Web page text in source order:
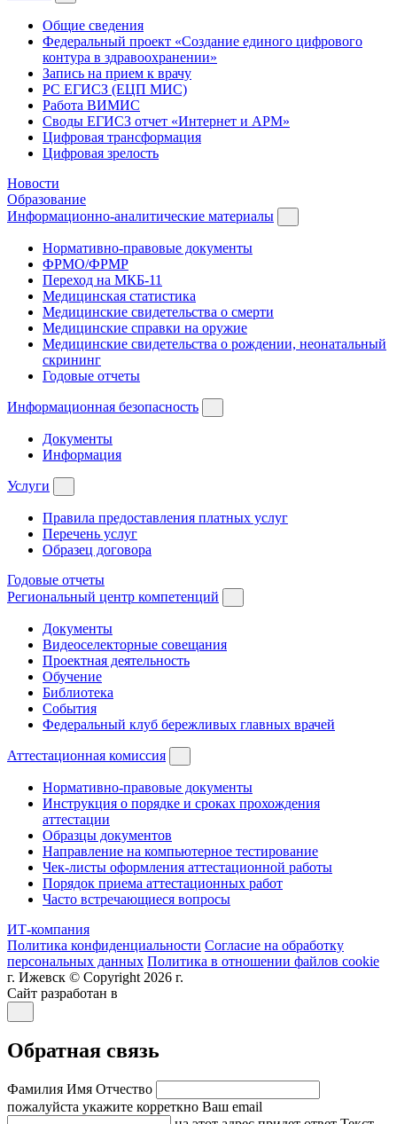
Общие сведения
Федеральный проект «Создание единого цифрового
контура в здравоохранении»
Запись на прием к врачу
РС ЕГИСЗ (ЕЦП МИС)
Работа ВИМИС
Своды ЕГИСЗ отчет «Интернет и АРМ»
Цифровая трансформация
Цифровая зрелость
Новости
Образование
Информационно-аналитические материалы
Нормативно-правовые документы
ФРМО/ФРМР
Переход на МКБ-11
Медицинская статистика
Медицинские свидетельства о смерти
Медицинские справки на оружие
Медицинские свидетельства о рождении, неонатальный
скрининг
Годовые отчеты
Информационная безопасность
Документы
Информация
Услуги
Правила предоставления платных услуг
Перечень услуг
Образец договора
Годовые отчеты
Региональный центр компетенций
Документы
Видеоселекторные совещания
Проектная деятельность
Обучение
Библиотека
События
Федеральный клуб бережливых главных врачей
Аттестационная комиссия
Нормативно-правовые документы
Инструкция о порядке и сроках прохождения
аттестации
Образцы документов
Направление на компьютерное тестирование
Чек-листы оформления аттестационной работы
Порядок приема аттестационных работ
Часто встречающиеся вопросы
ИТ-компания
Политика конфиденциальности Согласие на обработку
персональных данных Политика в отношении файлов cookie
г. Ижевск © Copyright 2026 г.
Сайт разработан в
Обратная связь
Фамилия Имя Отчество
пожалуйста укажите корреткно Ваш email